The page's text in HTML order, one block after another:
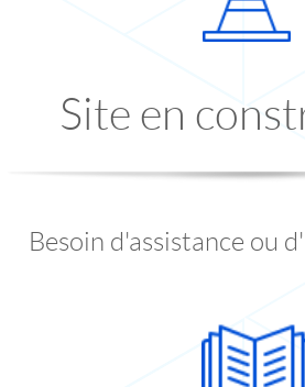
Site en
Besoin d'assistance ou